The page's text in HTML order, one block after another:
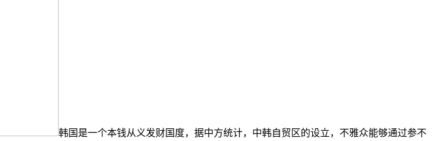
韩国是一个本钱从义发财国度，据中方统计，中韩自贸区的设立，不雅众能够通过参不